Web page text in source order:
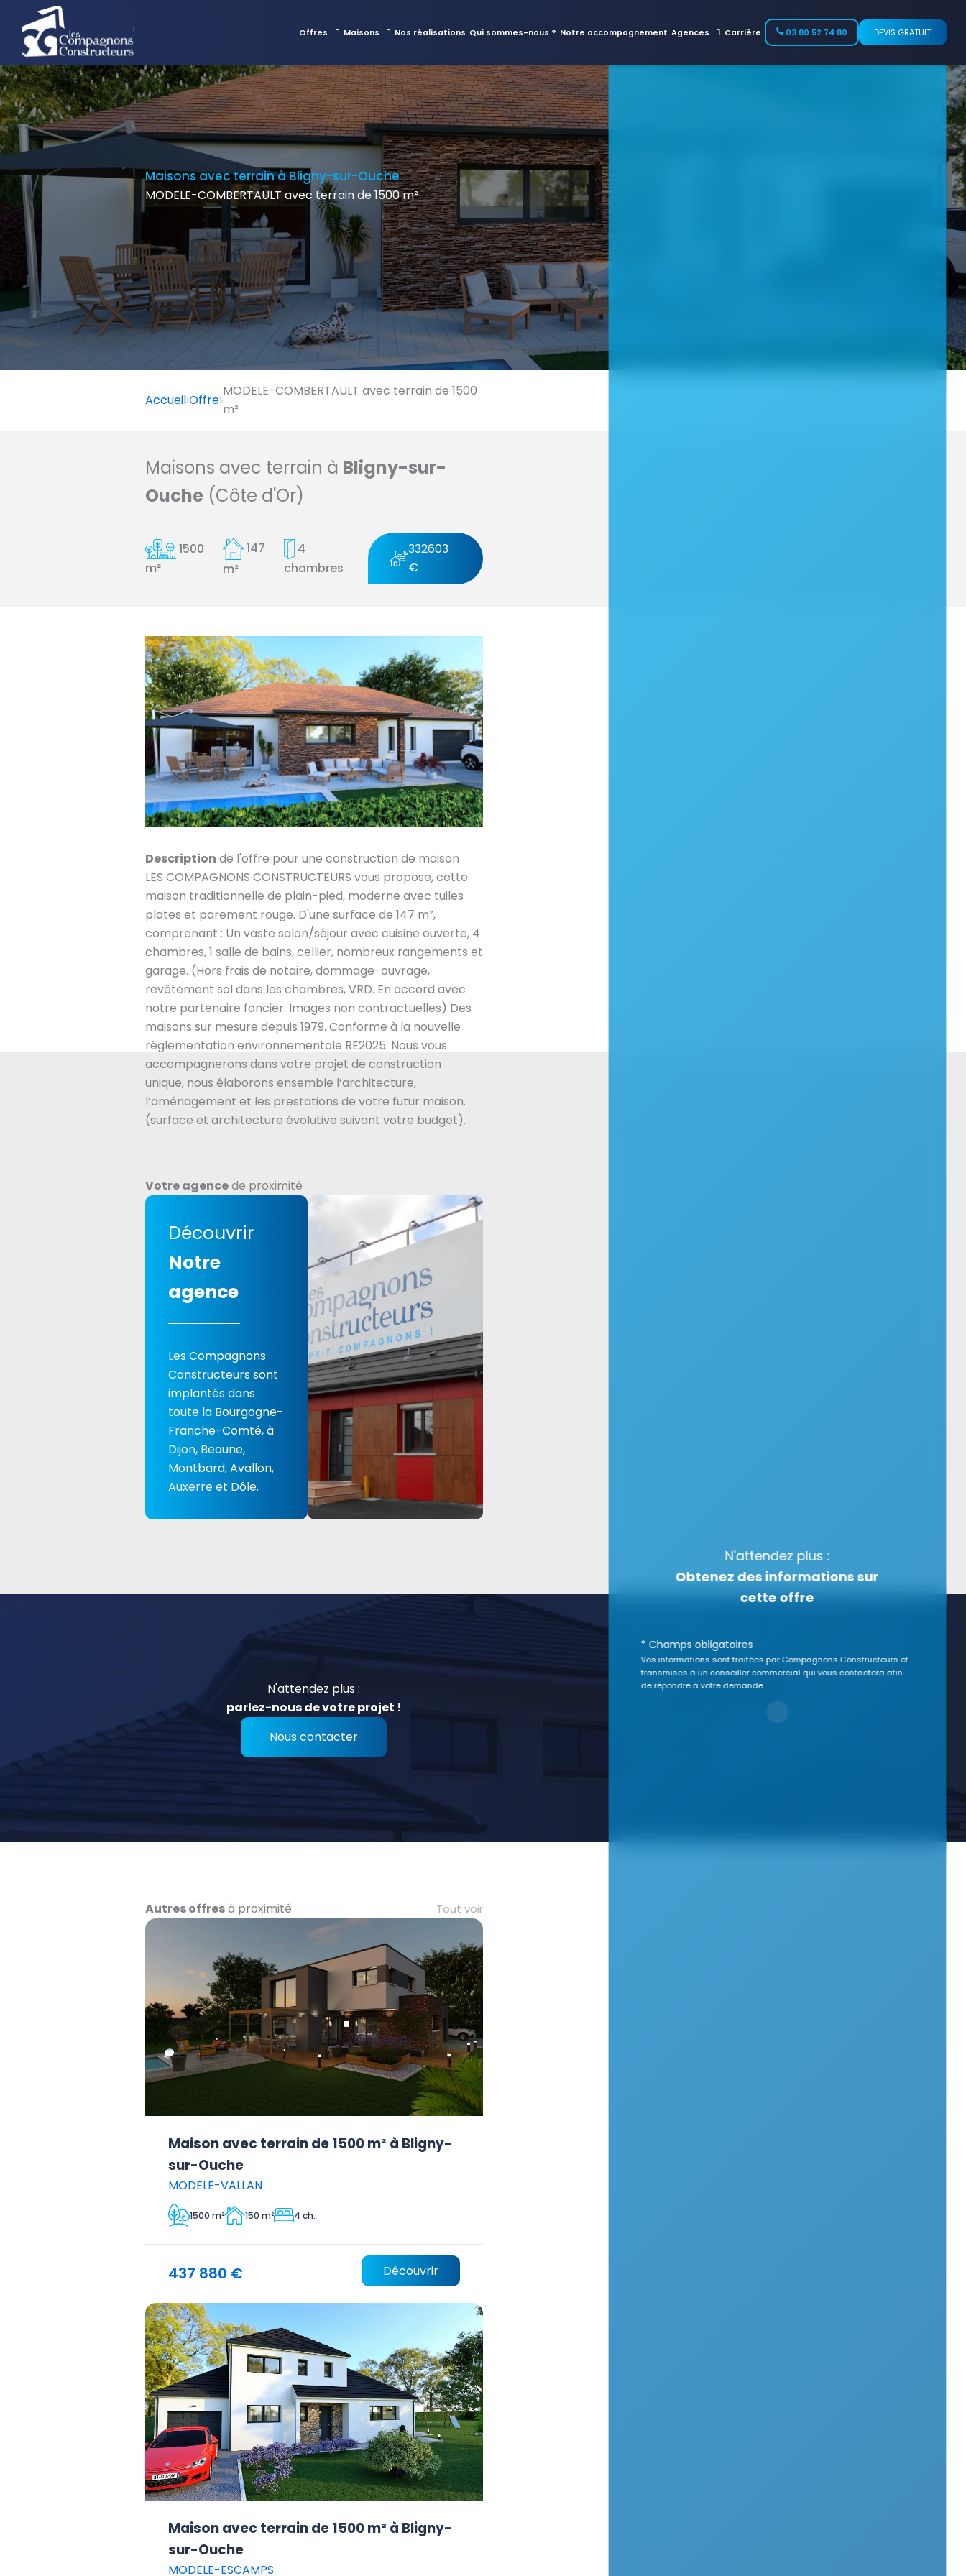
Offres Maisons Nos réalisations Qui sommes-nous ? Notre accompagnement Agences Carrière 03 80 52 74 80 DEVIS GRATUIT
Maisons avec terrain à Bligny-sur-Ouche
MODELE-COMBERTAULT avec terrain de 1500 m²
Accueil Offre
MODELE-COMBERTAULT avec terrain de 1500
m²
Maisons avec terrain à Bligny-sur-
Ouche (Côte d'Or)
1500
m²
147
m²
4
chambres
332603
€
Description de l'offre pour une construction de maison
LES COMPAGNONS CONSTRUCTEURS vous propose, cette
maison traditionnelle de plain-pied, moderne avec tuiles
plates et parement rouge. D'une surface de 147 m²,
comprenant : Un vaste salon/séjour avec cuisine ouverte, 4
chambres, 1 salle de bains, cellier, nombreux rangements et
garage. (Hors frais de notaire, dommage-ouvrage,
revêtement sol dans les chambres, VRD. En accord avec
notre partenaire foncier. Images non contractuelles) Des
maisons sur mesure depuis 1979. Conforme à la nouvelle
réglementation environnementale RE2025. Nous vous
accompagnerons dans votre projet de construction
unique, nous élaborons ensemble l’architecture,
l’aménagement et les prestations de votre futur maison.
(surface et architecture évolutive suivant votre budget).
Votre agencede proximité
Découvrir
Notre
agence
Les Compagnons
Constructeurs sont
implantés dans
toute la Bourgogne-
Franche-Comté, à
Dijon, Beaune,
Montbard, Avallon,
Auxerre et Dôle.
N'attendez plus :
parlez-nous de votre projet !
Nous contacter
Autres offresà proximité Tout voir
Maison avec terrain de 1500 m² à Bligny-
sur-Ouche
MODELE-VALLAN
1500 m² 150 m² 4 ch.
437 880 € Découvrir
Maison avec terrain de 1500 m² à Bligny-
sur-Ouche
MODELE-ESCAMPS
N'attendez plus :
Obtenez des informations sur
cette offre
* Champs obligatoires
Vos informations sont traitées par Compagnons Constructeurs et
transmises à un conseiller commercial qui vous contactera afin
de répondre à votre demande.